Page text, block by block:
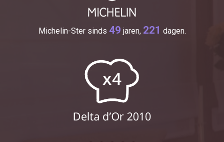
Michelin-Ster sinds 49 jaren, 221 dagen.